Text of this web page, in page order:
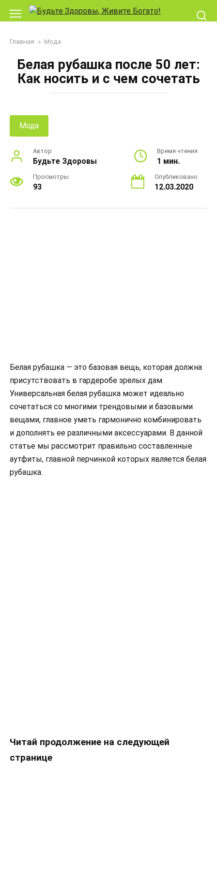
Перейти
Главная » Мода
Белая рубашка после 50 лет:
Как носить и с чем сочетать
Мода
Автор
Будьте Здоровы
Время чтения
1 мин.
Просмотры
93
Опубликовано
12.03.2020
Белая рубашка — это базовая вещь, которая должна
присутствовать в гардеробе зрелых дам.
Универсальная белая рубашка может идеально
сочетаться со многими трендовыми и базовыми
вещами, главное уметь гармонично комбинировать
и дополнять ее различными аксессуарами. В данной
статье мы рассмотрит правильно составленные
аутфиты, главной перчинкой которых является белая
рубашка.
Читай продолжение на следующей
странице